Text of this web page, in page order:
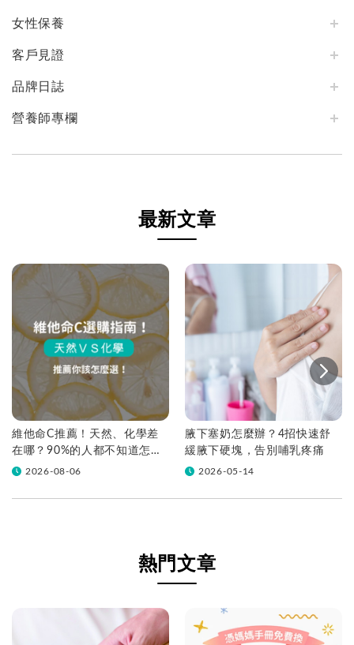
女性保養
客戶見證
品牌日誌
營養師專欄
最新文章
維他命C推薦！天然、化學差
在哪？90%的人都不知道怎麼
挑！帶你一次看
2026-08-06
腋下塞奶怎麼辦？4招快速舒
緩腋下硬塊，告別哺乳疼痛
2026-05-14
熱門文章